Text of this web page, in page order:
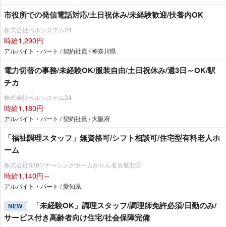
市役所での発信電話対応/土日祝休み/未経験歓迎/扶養内OK
株式会社ベルシステム24
時給1,290円
アルバイト・パート / 契約社員 / 神奈川県
電力切替の事務/未経験OK/服装自由/土日祝休み/週3日～OK/駅
チカ
株式会社ベルシステム24
時給1,180円
アルバイト・パート / 契約社員 / 大阪府
「福祉調理スタッフ」無資格可/シフト相談可/住宅型有料老人ホ
ーム
株式会社S301/ナーシングホームかりん名古屋北区
時給1,140円～
アルバイト・パート / 愛知県
NEW
「未経験OK」調理スタッフ/調理師免許必須/日勤のみ/
サービス付き高齢者向け住宅/社会保障完備